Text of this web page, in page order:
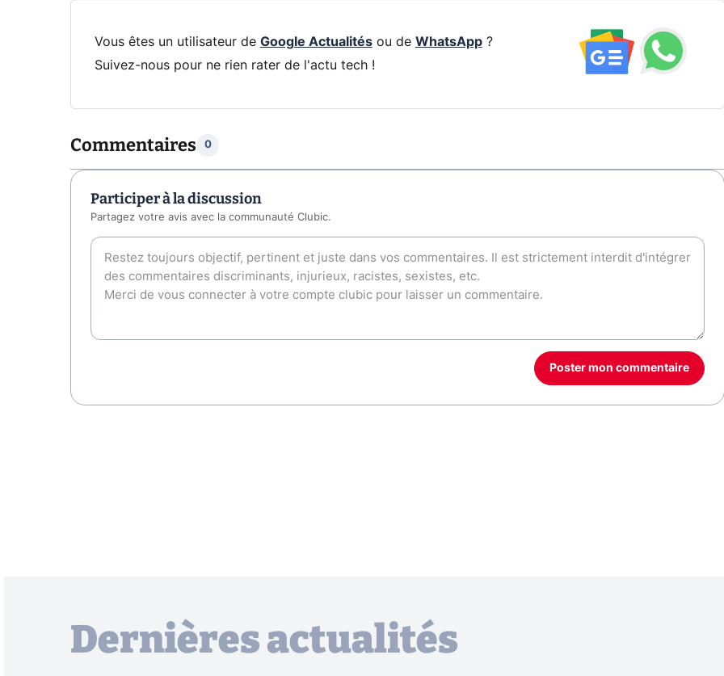
Vous êtes un utilisateur de Google Actualitésou de WhatsApp?
Suivez-nous pour ne rien rater de l'actu tech !
Commentaires 0
Participer à la discussion
Partagez votre avis avec la communauté Clubic.
Poster mon commentaire
Dernières actualités